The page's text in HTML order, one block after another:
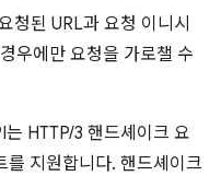
된 URL과 요청 이니시
우에만 요청을 가로챌 수
HTTP/3 핸드셰이크 요
지원합니다. 핸드셰이크